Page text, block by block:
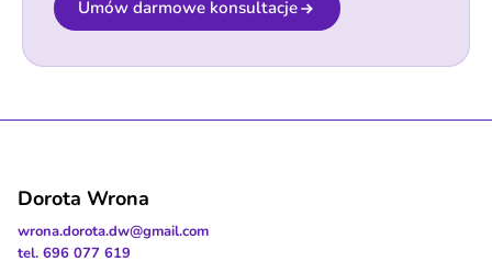
Umów darmowe konsultacje
Dorota Wrona
wrona.dorota.dw@gmail.com
tel. 696 077 619